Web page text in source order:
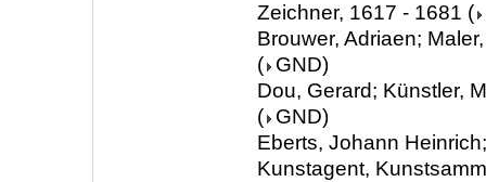
Zeichner, 1617 - 1681 (
Brouwer, Adriaen;
( GND)
Dou, Gerard; Künstler,
( GND)
Eberts, Johann
Kunstagent,